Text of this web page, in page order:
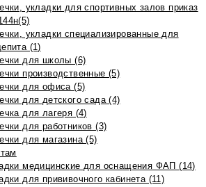
укладки для спортивных залов приказ
укладки специализированные для
(1)
для школы (6)
производственные (5)
для офиса (5)
для детского сада (4)
для лагеря (4)
для работников (3)
для магазина (5)
медицинские для оснащения ФАП (14)
для прививочного кабинета (11)